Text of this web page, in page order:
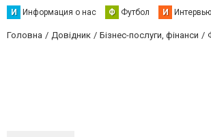
И Информация о нас Ф Футбол И Интервью
Головна Довідник Бізнес-послуги, фінанси